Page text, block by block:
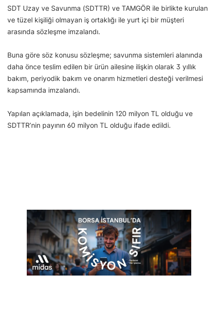
SDT Uzay ve Savunma (SDTTR) ve TAMGÖR ile birlikte kurulan
ve tüzel kişiliği olmayan iş ortaklığı ile yurt içi bir müşteri
arasında sözleşme imzalandı.
Buna göre söz konusu sözleşme; savunma sistemleri alanında
daha önce teslim edilen bir ürün ailesine ilişkin olarak 3 yıllık
bakım, periyodik bakım ve onarım hizmetleri desteği verilmesi
kapsamında imzalandı.
Yapılan açıklamada, işin bedelinin 120 milyon TL olduğu ve
SDTTR’nin payının 60 milyon TL olduğu ifade edildi.